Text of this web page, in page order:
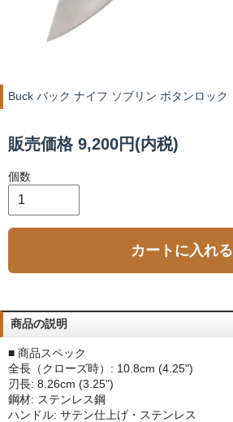
Buck バック ナイフ ソブリン ボタンロック
販売価格 9,200円(内税)
個数
カートに入れる
商品の説明
■ 商品スペック
全長（クローズ時）: 10.8cm (4.25")
刃長: 8.26cm (3.25")
鋼材: ステンレス鋼
ハンドル: サテン仕上げ・ステンレス